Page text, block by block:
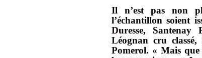
Il n’est pas non
l’échantillon soient
Duresse,
Léognan cru
Pomerol. « Mais